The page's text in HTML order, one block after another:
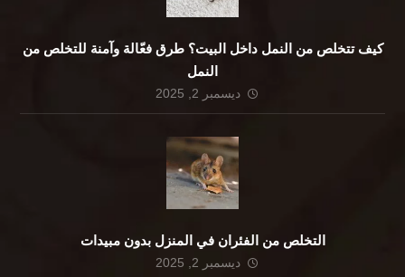
كيف تتخلص من النمل داخل البيت؟ طرق فعّالة وآمنة للتخلص من
النمل
ديسمبر 2, 2025
التخلص من الفئران في المنزل بدون مبيدات
ديسمبر 2, 2025